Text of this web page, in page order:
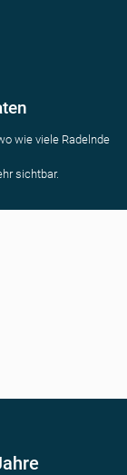
wie viele Radelnde
sichtbar.